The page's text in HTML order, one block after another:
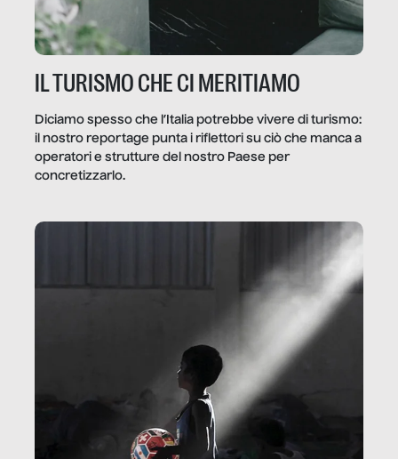
IL TURISMO CHE CI MERITIAMO
Diciamo spesso che l’Italia potrebbe vivere di turismo:
il nostro reportage punta i riflettori su ciò che manca a
operatori e strutture del nostro Paese per
concretizzarlo.